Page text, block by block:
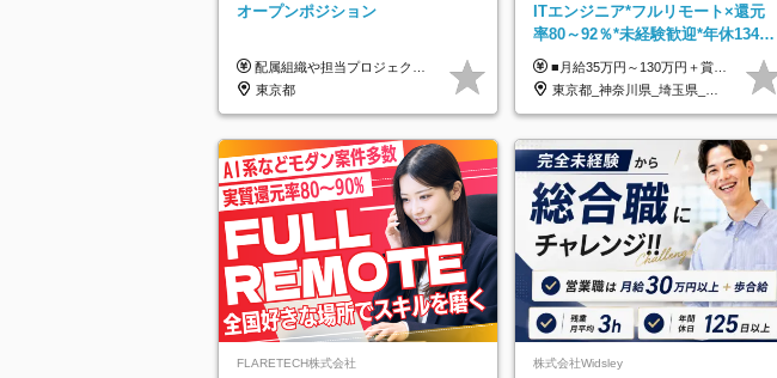
オープンポジション
配属組織や担当プロジェクトにより異なります。 ▼参考情報 ----------------------- 年俸650万～（1/12を月々支給） ※経験、能力を考慮の上、当社規定により優遇いたします。 ※時間外、休日出勤、深夜手当に対する賃金も基本年俸に含みます。
東京都
ITエンジニア*フルリモート×還元
率80～92％*未経験歓迎*年休134日
*月給35万～*定着率100%
■月給35万円～130万円＋賞与年2回＋各種手当 ※システムエンジニアの経験をお持ちの方は月給41万円以上＋賞与年2回（108万円～）＋手当 ■単価（年収）アップのチャンスは最大年12回 ※残業代は1分単位で100％全額支給。サービス残業などは一切ありません ※試用期間6ヵ月（試用期間中の待遇・給与に差はありません）
東京都_神奈川県_埼玉県_千葉県_大阪府_愛知県_北海道_青森県_岩手県_宮城県_秋田県_山形県_福島県_茨城県_栃木県_群馬県_新潟県_山梨県_長野県_富山県_石川県_福井県_静岡県_岐阜県_三重県_兵庫県_京都府_滋賀県_奈良県_和歌山県_広島県_岡山県_鳥取県_島根県_山口県_徳島県_香川県_愛媛県_高知県_福岡県_熊本県_佐賀県_長崎県_大分県_宮崎県_鹿児島県_沖縄県
FLARETECH株式会社 株式会社Widsley